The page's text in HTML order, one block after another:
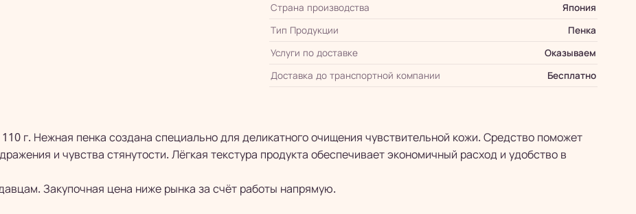
Страна производства
Япония
Тип Продукции
Пенка
Услуги по доставке
Оказываем
Доставка до транспортной компании
Бесплатно
г. Нежная пенка создана специально для деликатного очищения чувствительной кожи. Средство поможет
и чувства стянутости. Лёгкая текстура продукта обеспечивает экономичный расход и удобство в
Закупочная цена ниже рынка за счёт работы напрямую.